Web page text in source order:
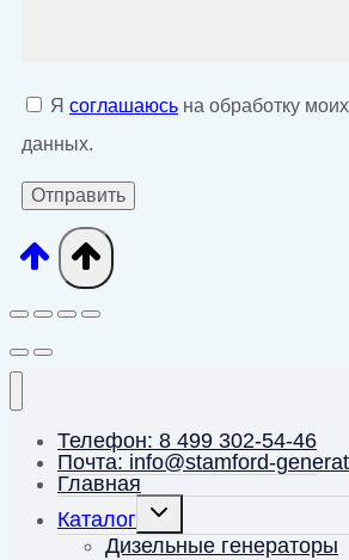
Я соглашаюсь на обработку
данных.
Телефон: 8 499 302-54-46
Почта: info@stamford-
Главная
Каталог
Переключить
дочернее
меню
Дизельные генераторы